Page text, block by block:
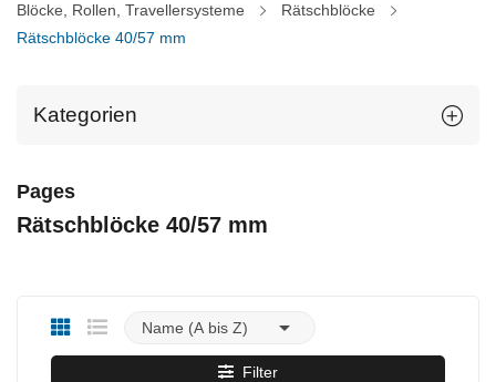
Blöcke, Rollen, Travellersysteme
Rätschblöcke
Rätschblöcke 40/57 mm
Kategorien
Pages
Rätschblöcke 40/57 mm
Name (A bis Z) 
Filter